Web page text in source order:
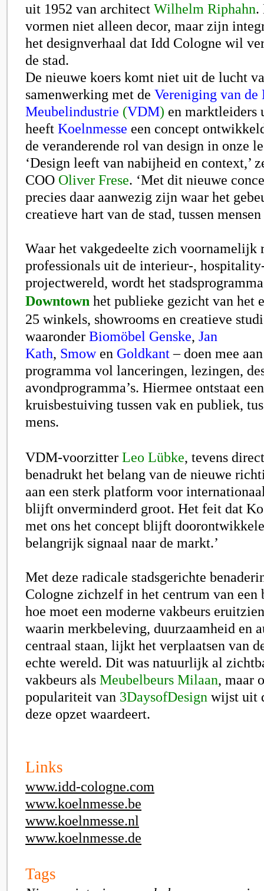
uit 1952 van architect Wilhelm Riphahn.
vormen niet alleen decor, maar zijn
het designverhaal dat Idd Cologne wil
de stad.
De nieuwe koers komt niet uit de lucht
samenwerking met de Vereniging van de
Meubelindustrie (VDM) en marktleiders
heeft Koelnmesse een concept
de veranderende rol van design in onze
‘Design leeft van nabijheid en context,’
COO Oliver Frese. ‘Met dit nieuwe
precies daar aanwezig zijn waar het
creatieve hart van de stad, tussen
Waar het vakgedeelte zich voornamelijk
professionals uit de interieur-,
projectwereld, wordt het
Downtown het publieke gezicht van het
25 winkels, showrooms en creatieve
waaronder Biomöbel Genske, Jan
Kath, Smow en Goldkant– doen mee
programma vol lanceringen, lezingen,
avondprogramma’s. Hiermee ontstaat
kruisbestuiving tussen vak en publiek,
mens.
VDM-voorzitter Leo Lübke, tevens
benadrukt het belang van de nieuwe
aan een sterk platform voor
blijft onverminderd groot. Het feit dat
met ons het concept blijft
belangrijk signaal naar de markt.’
Met deze radicale stadsgerichte
Cologne zichzelf in het centrum van een
hoe moet een moderne vakbeurs
waarin merkbeleving, duurzaamheid en
centraal staan, lijkt het verplaatsen van
echte wereld. Dit was natuurlijk al
vakbeurs als Meubelbeurs Milaan, maar
populariteit van 3DaysofDesign wijst uit
deze opzet waardeert.
Links
www.idd-cologne.com
www.koelnmesse.be
www.koelnmesse.nl
www.koelnmesse.de
Tags